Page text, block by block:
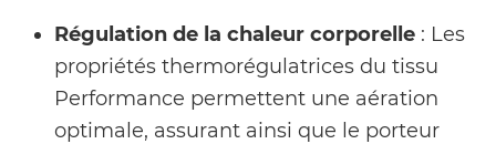
Régulation de la chaleur corporelle : Les
propriétés thermorégulatrices du tissu
Performance permettent une aération
optimale, assurant ainsi que le porteur